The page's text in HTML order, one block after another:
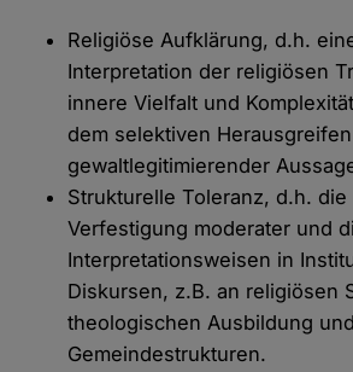
Religiöse Aufklärung, d.h.
Interpretation der religiösen
innere Vielfalt und
dem selektiven
gewaltlegitimierender
Strukturelle Toleranz, d.h. die
Verfestigung moderater und
Interpretationsweisen in
Diskursen, z.B. an religiösen
theologischen Ausbildung
Gemeindestrukturen.